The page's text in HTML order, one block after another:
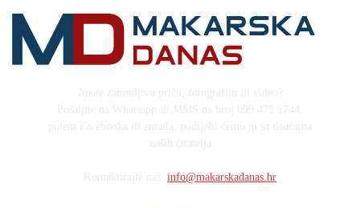
info@makarskadanas.hr